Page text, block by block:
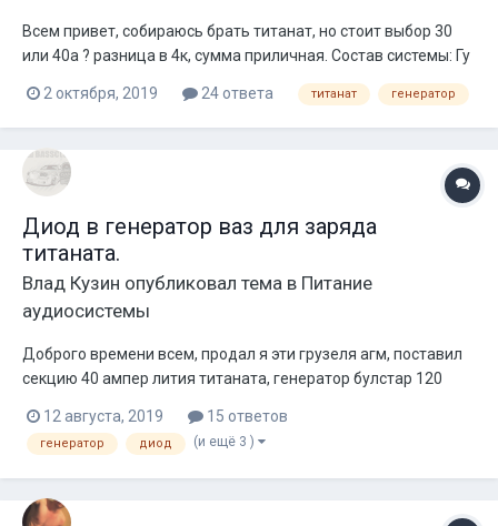
Всем привет, собираюсь брать титанат, но стоит выбор 30
или 40а ? разница в 4к, сумма приличная. Состав системы: Гу
пион 580 Саб т18в3 Усь на него Урал ut 1.3800 Фронт 2 пары
руби 8 Питает их кватро хл Твитеры т34 Питаются от Fusion fp
80.2 Гена 135а Будет ли большая разница в...
2 октября, 2019 24 ответа титанат генератор
Диод в генератор ваз для заряда
титаната.
Влад Кузин опубликовал тема в Питание
аудиосистемы
Доброго времени всем, продал я эти грузеля агм, поставил
секцию 40 ампер лития титаната, генератор булстар 120
Кому будет интересно, диод выпаял со старого гены, ещё
ставил кд202в, результат такой же. Кто что посоветует, что
б...
12 августа, 2019 15 ответов
генератор диод (и ещё 3 )